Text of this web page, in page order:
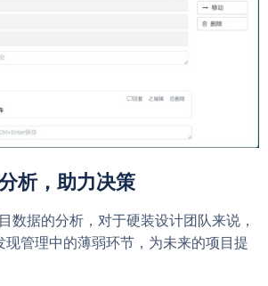
析，助力决策
数据的分析，对于硬装设计团队来说，
现管理中的薄弱环节，为未来的项目提